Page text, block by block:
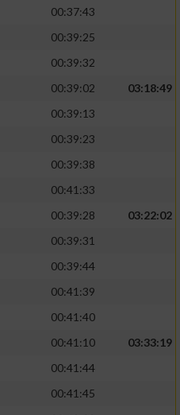
00:37:43
00:39:25
00:39:32
00:39:02
03:18:49
00:39:13
00:39:23
00:39:38
00:41:33
00:39:28
03:22:02
00:39:31
00:39:44
00:41:39
00:41:40
00:41:10
03:33:19
00:41:44
00:41:45